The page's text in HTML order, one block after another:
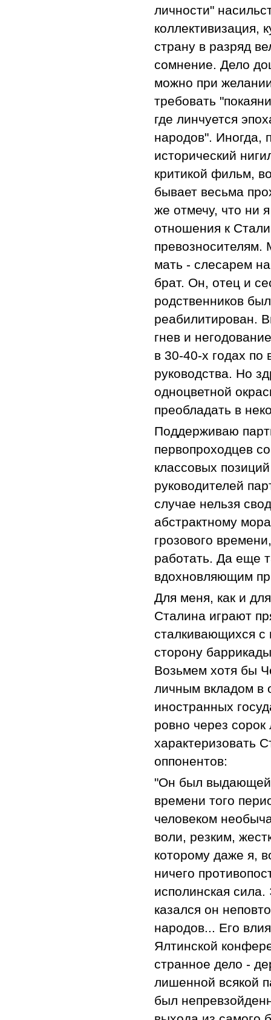
личности"
коллективизация,
страну в разряд
сомнение. Дело
можно при
требовать
где линчуется
народов". Иногда,
исторический
критикой фильм,
бывает весьма
же отмечу, что ни
отношения к
превозносителям.
мать - слесарем
брат. Он, отец и
родственников
реабилитирован.
гнев и
в 30-40-х годах по
руководства. Но
одноцветной
преобладать в
Поддерживаю
первопроходцев
классовых
руководителей
случае нельзя
абстрактному
грозового
работать. Да еще
вдохновляющим
Для меня, как и
Сталина играют
сталкивающихся с
сторону
Возьмем хотя бы
личным вкладом в
иностранных
ровно через
характеризовать
оппонентов:
"Он был
времени того
человеком
воли, резким,
которому даже я,
ничего
исполинская
казался он
народов... Его
Ялтинской
странное дело -
лишенной всякой
был